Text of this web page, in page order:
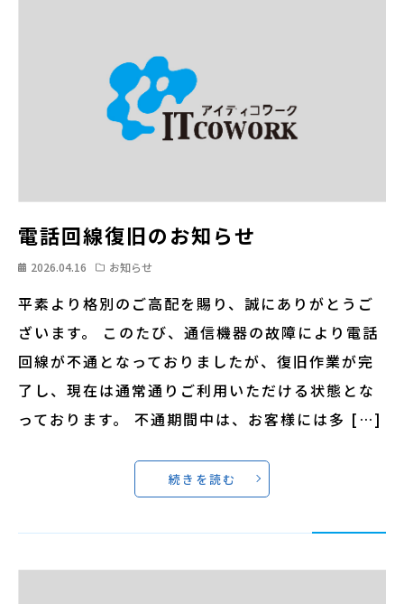
電話回線復旧のお知らせ
2026.04.16 お知らせ
平素より格別のご高配を賜り、誠にありがとうご
ざいます。 このたび、通信機器の故障により電話
回線が不通となっておりましたが、復旧作業が完
了し、現在は通常通りご利用いただける状態とな
っております。 不通期間中は、お客様には多 […]
続きを読む